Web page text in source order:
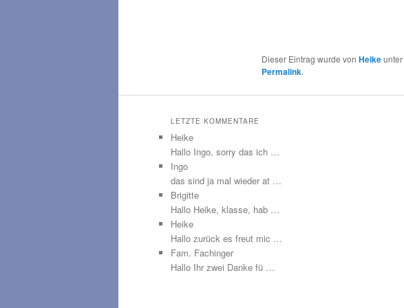
Dieser Eintrag wurde von Heikeunter
Permalink.
LETZTE KOMMENTARE
Heike
Hallo Ingo, sorry das ich …
Ingo
das sind ja mal wieder at …
Brigitte
Hallo Heike, klasse, hab …
Heike
Hallo zurück es freut mic …
Fam. Fachinger
Hallo Ihr zwei Danke fü …